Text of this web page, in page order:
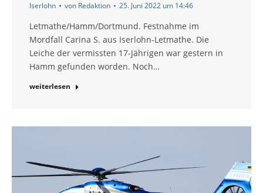
Iserlohn von Redaktion 25. Juni 2022 um 14:46
Letmathe/Hamm/Dortmund. Festnahme im
Mordfall Carina S. aus Iserlohn-Letmathe. Die
Leiche der vermissten 17-Jährigen war gestern in
Hamm gefunden worden. Noch…
weiterlesen